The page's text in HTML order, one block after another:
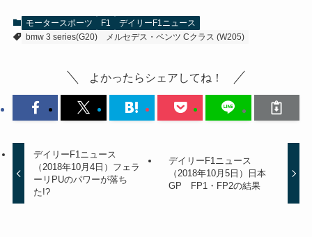
モータースポーツ F1
デイリーF1ニュース
bmw 3 series(G20)
メルセデス・ベンツ Cクラス (W205)
よかったらシェアしてね！
デイリーF1ニュース
（2018年10月4日）フェラ
ーリPUのパワーが落ち
た!?
デイリーF1ニュース
（2018年10月5日）日本
GP FP1・FP2の結果